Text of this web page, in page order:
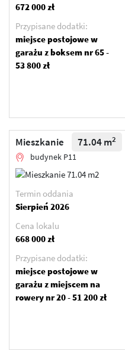
672 000 zł
Przypisane dodatki:
miejsce postojowe w
garażu z boksem nr 65 -
53 800 zł
Mieszkanie 71.04 m2
budynek P11
Termin oddania
Sierpień 2026
Cena lokalu
668 000 zł
Przypisane dodatki:
miejsce postojowe w
garażu z miejscem na
rowery nr 20 - 51 200 zł